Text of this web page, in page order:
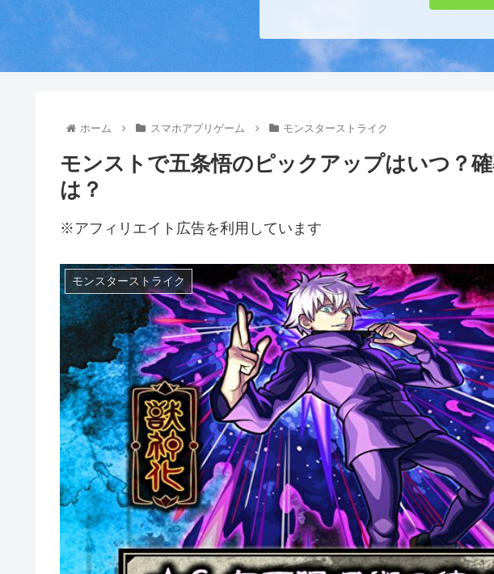
ホーム スマホアプリゲーム モンスターストライク
モンストで五条悟のピックアップはいつ？
は？
※アフィリエイト広告を利用しています
モンスターストライク